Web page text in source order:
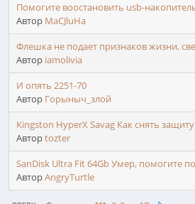
Помогите воостановить usb-
Автор MaCJluHa
Флешка не подает признаков жизни,
Автор iamolivia
И опять 2251-70
Автор Горыныч_злой
Kingston HyperX Savag Как снять
Авторtozter
SanDisk Ultra Fit 64Gb Умер, помогите
АвторAngryTurtle